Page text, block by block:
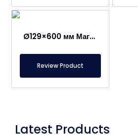
Ø129×600 мм Магнитный барабан – Нержавеющий, Неодимовый, Постоянный магнит NdFeB
Review Product
Latest Products